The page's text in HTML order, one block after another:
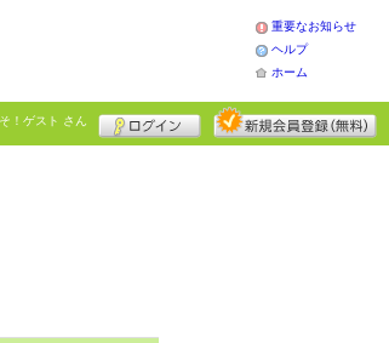
重要なお知らせ
ヘルプ
ホーム
！ ゲスト さん